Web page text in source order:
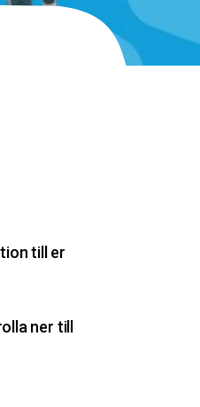
till er
ner till